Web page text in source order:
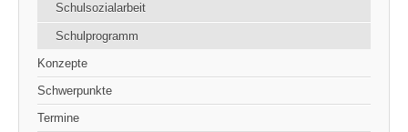
Schulsozialarbeit
Schulprogramm
Konzepte
Schwerpunkte
Termine